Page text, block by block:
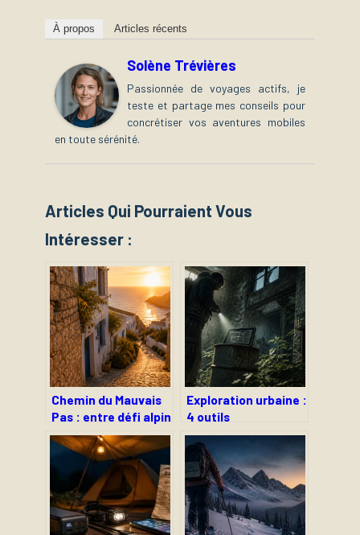
À propos Articles récents
Solène Trévières
Passionnée de voyages actifs, je
teste et partage mes conseils pour
concrétiser vos aventures mobiles
en toute sérénité.
Articles Qui Pourraient Vous
Intéresser :
Chemin du Mauvais
Pas : entre défi alpin
et rareté
immobilière
marseillaise, que
faut-il savoir ?
Exploration urbaine :
4 outils
collaboratifs et
règles de sécurité
pour vos sorties